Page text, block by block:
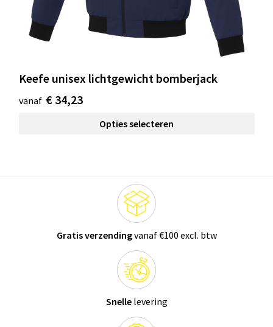
Keefe unisex lichtgewicht bomberjack
vanaf € 34,23
Opties selecteren
Gratis verzendingvanaf €100 excl. btw
Snellelevering